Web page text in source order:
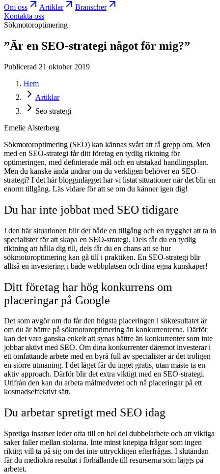
Om oss
Artiklar
Branscher
Kontakta oss
Sökmotoroptimering
”Är en SEO-strategi något för mig?”
Publicerad 21 oktober 2019
Hem
Artiklar
Seo strategi
Emelie Alsterberg
Sökmotoroptimering (SEO) kan kännas svårt att få grepp om. Men
med en SEO-strategi får ditt företag en tydlig riktning för
optimeringen, med definierade mål och en utstakad handlingsplan.
Men du kanske ändå undrar om du verkligen behöver en SEO-
strategi? I det här blogginlägget har vi listat situationer när det blir en
enorm tillgång. Läs vidare för att se om du känner igen dig!
Du har inte jobbat med SEO tidigare
I den här situationen blir det både en tillgång och en trygghet att ta in
specialister för att skapa en SEO-strategi. Dels får du en tydlig
riktning att hålla dig till, dels får du en chans att se hur
sökmotoroptimering kan gå till i praktiken. En SEO-strategi blir
alltså en investering i både webbplatsen och dina egna kunskaper!
Ditt företag har hög konkurrens om
placeringar på Google
Det som avgör om du får den högsta placeringen i sökresultatet är
om du är bättre på sökmotoroptimering än konkurrenterna. Därför
kan det vara ganska enkelt att synas bättre än konkurrenter som inte
jobbar aktivt med SEO. Om dina konkurrenter däremot investerar i
ett omfattande arbete med en byrå full av specialister är det troligen
en större utmaning. I det läget får du inget gratis, utan måste ta en
aktiv approach. Därför blir det extra viktigt med en SEO-strategi.
Utifrån den kan du arbeta målmedvetet och nå placeringar på ett
kostnadseffektivt sätt.
Du arbetar spretigt med SEO idag
Spretiga insatser leder ofta till en hel del dubbelarbete och att viktiga
saker faller mellan stolarna. Inte minst knepiga frågor som ingen
riktigt vill ta på sig om det inte uttryckligen efterfrågas. I slutändan
får du mediokra resultat i förhållande till resurserna som läggs på
arbetet.